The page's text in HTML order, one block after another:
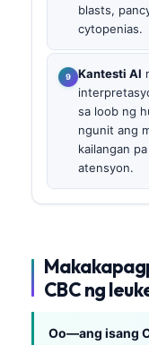
blasts,
cytopenias.
Kantesti AI
sa loob ng
ngunit ang
kailangan
atensyon.
CBC ng
Oo—ang isang